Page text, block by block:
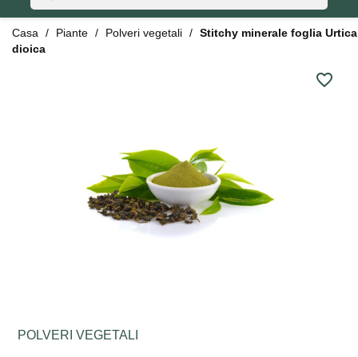
Casa Piante Polveri vegetali
Stitchy minerale foglia Urtica
dioica
favorite_border
POLVERI VEGETALI